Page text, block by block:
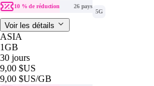
10 % de réduction
26 pays
5G
Voir les détails
ASIA
1GB
30 jours
9,00 $US
9,00 $US/GB